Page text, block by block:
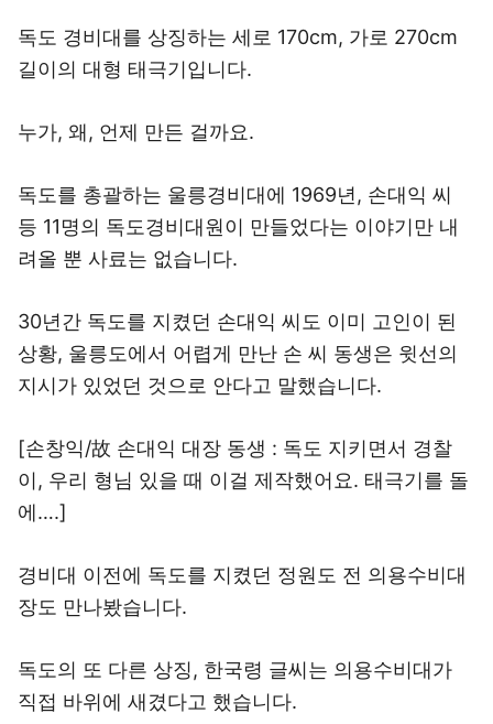
독도 경비대를 상징하는 세로 170cm, 가로 270cm
길이의 대형 태극기입니다.
누가, 왜, 언제 만든 걸까요.
독도를 총괄하는 울릉경비대에 1969년, 손대익 씨
등 11명의 독도경비대원이 만들었다는 이야기만 내
려올 뿐 사료는 없습니다.
30년간 독도를 지켰던 손대익 씨도 이미 고인이 된
상황, 울릉도에서 어렵게 만난 손 씨 동생은 윗선의
지시가 있었던 것으로 안다고 말했습니다.
[손창익/故 손대익 대장 동생 : 독도 지키면서 경찰
이, 우리 형님 있을 때 이걸 제작했어요. 태극기를 돌
에….]
경비대 이전에 독도를 지켰던 정원도 전 의용수비대
장도 만나봤습니다.
독도의 또 다른 상징, 한국령 글씨는 의용수비대가
직접 바위에 새겼다고 했습니다.